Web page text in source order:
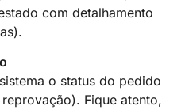
com detalhamento
o status do pedido
Fique atento,